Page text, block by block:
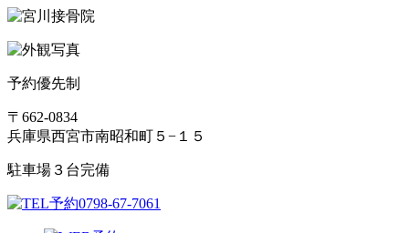
予約優先制
〒662-0834
兵庫県西宮市南昭和町５−１５
駐車場３台完備